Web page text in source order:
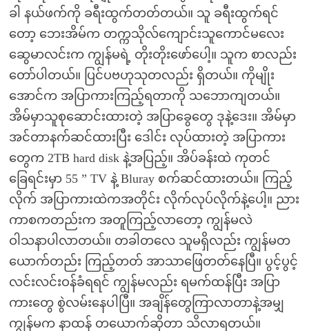
ခါ နယ်ဖက်ကို ခရီးထွက်တတ်တယ်။ သူ ခရီးထွက်ရင်
တော့ ဘေးအိမ်က တက္ကသိုလ်ကျောင်းသူကောင်မလေး
ဆွေမာလင်းက ကျွန်မရဲ့ တိုးတိုးဖော်ပေါ့။ သူက စာလည်း
တော်ပါတယ်။ ပြင်ပဗဟုသုတလည်း ရှိတယ်။ ကိုမျိုး
အောင်က အပြာကားကြည့်ရတာကို သဘောကျတယ်။
အိမ်မှာသူစုဆောင်းထားတဲ့ အပြာခွေတွေ ဒုနဲ့ဒေး။ အိမ်မှာ
အင်တာနက်ဆင်ထားပြီး ဒေါင်း လုပ်ထားတဲ့ အပြာကား
တွေက 2TB hard disk နဲ့အပြည့်။ အိပ်ခန်းထဲ ကုတင်
ခြေရင်းမှာ 55 ” TV နဲ့ Bluray စက်ဆင်ထားတယ်။ ကြည့်
လိုက် အပြာကားထဲကအတိုင်း လိုက်လုပ်လိုက်နဲ့ပေါ့။ ညား
ကာစကတည်းက အတူကြည့်လာတော့ ကျွန်မလဲ
ဝါသနာပါလာတယ်။ တခါတလေ သူမရှိလည်း ကျွန်မတ
ယောက်တည်း ကြည့်တတ် အာသာဖြေတတ်နေပြီ။ ပွင့်ပွင့်
လင်းလင်းဝန်ခံရရင် ကျွန်မလည်း ရမက်ထန်ပြီး အပြာ
ကားတွေ စွဲလမ်းနေပါပြီ။ အချိန်တွေကြာလာတာနဲ့အမျှ
ကျွန်မက နာထန် တယောက်ဆိုတာ သိလာရတယ်။